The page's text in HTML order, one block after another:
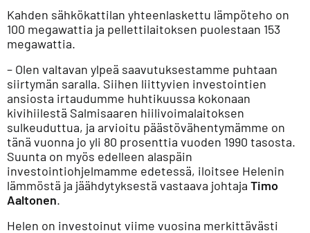
Kahden sähkökattilan yhteenlaskettu lämpöteho on
100 megawattia ja pellettilaitoksen puolestaan 153
megawattia.
– Olen valtavan ylpeä saavutuksestamme puhtaan
siirtymän saralla. Siihen liittyvien investointien
ansiosta irtaudumme huhtikuussa kokonaan
kivihiilestä Salmisaaren hiilivoimalaitoksen
sulkeuduttua, ja arvioitu päästövähentymämme on
tänä vuonna jo yli 80 prosenttia vuoden 1990 tasosta.
Suunta on myös edelleen alaspäin
investointiohjelmamme edetessä, iloitsee Helenin
lämmöstä ja jäähdytyksestä vastaava johtaja Timo
Aaltonen.
Helen on investoinut viime vuosina merkittävästi